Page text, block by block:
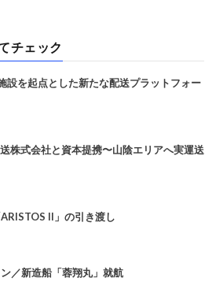
チェック
を起点とした新たな配送プラットフォー
株式会社と資本提携〜山陰エリアへ実運送
II」の引き渡し
／新造船「蓉翔丸」就航